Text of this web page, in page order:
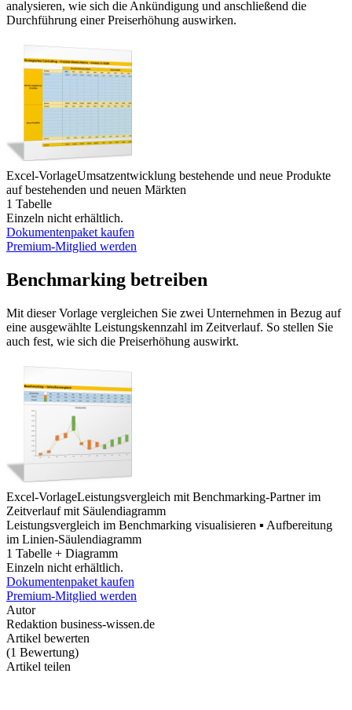
analysieren, wie sich die Ankündigung und anschließend die
Durchführung einer Preiserhöhung auswirken.
Excel-VorlageUmsatzentwicklung bestehende und neue Produkte
auf bestehenden und neuen Märkten
1 Tabelle
Einzeln nicht erhältlich.
Dokumentenpaket kaufen
Premium-Mitglied werden
Benchmarking betreiben
Mit dieser Vorlage vergleichen Sie zwei Unternehmen in Bezug auf
eine ausgewählte Leistungskennzahl im Zeitverlauf. So stellen Sie
auch fest, wie sich die Preiserhöhung auswirkt.
Excel-VorlageLeistungsvergleich mit Benchmarking-Partner im
Zeitverlauf mit Säulendiagramm
Leistungsvergleich im Benchmarking visualisieren ▪ Aufbereitung
im Linien-Säulendiagramm
1 Tabelle + Diagramm
Einzeln nicht erhältlich.
Dokumentenpaket kaufen
Premium-Mitglied werden
Autor
Redaktion business-wissen.de
Artikel bewerten
(1 Bewertung)
Artikel teilen